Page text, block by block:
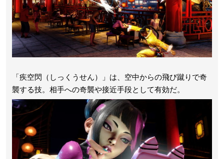
「疾空閃（しっくうせん）」は、空中からの飛び蹴りで奇
襲する技。相手への奇襲や接近手段として有効だ。